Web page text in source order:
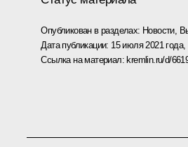
Опубликован в разделах: Новости,
Дата публикации: 15 июля 2021 года,
Ссылка на материал: kremlin.ru/d/